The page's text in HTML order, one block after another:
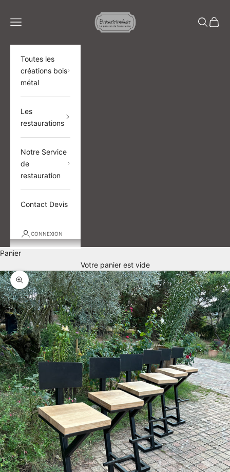
BROCANTETENDANCE
Menu
Panier
Toutes les
créations bois
métal
Les
restaurations
Notre Service
de
restauration
Contact Devis
CONNEXION
Panier
Votre panier est vide
Zoomer sur l'image